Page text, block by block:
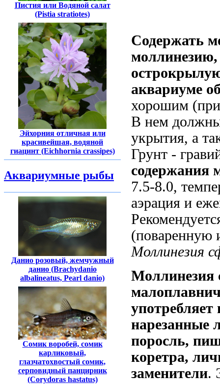
Пистия или Водяной салат
(Pistia stratiotes)
Эйхорния отличная или
красивейшая, водяной
гиацинт (Eichhornia crassipes)
Аквариумные рыбы
Данио розовый, жемчужный
данио (Brachydanio
albalineatus, Pearl danio)
Сомик воробей, сомик
карликовый,
глазчатохвостый сомик,
серповидный панцирник
(Corydoras hastatus)
Содержать
аквариуме
хорошим
В нем должны
укрытия, а
Грунт -
содержания
7.5-8.0,
аэрация и
(поваренную
Моллинезия
Моллинезия
нарезанные
поросль,
коретра,
заменители.